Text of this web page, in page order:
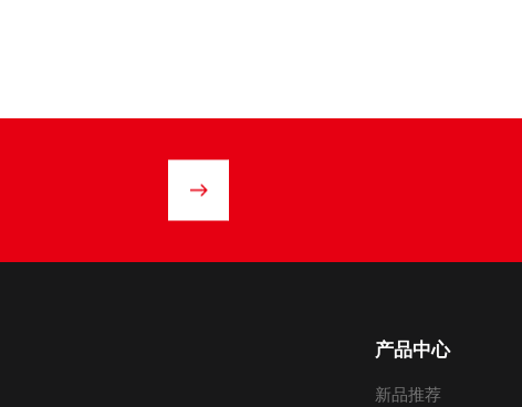
产品中心
新品推荐